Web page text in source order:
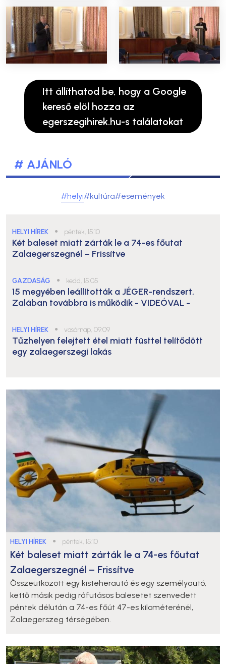
Itt állíthatod be, hogy a Google
kereső elöl hozza az
egerszegihirek.hu-s találatokat
# AJÁNLÓ
#helyi#kultúra#események
HELYI HÍREK ● péntek, 15:10
Két baleset miatt zárták le a 74-es főutat
Zalaegerszegnél – Frissítve
GAZDASÁG ● kedd, 15:05
15 megyében leállították a JÉGER-rendszert,
Zalában továbbra is működik - VIDEÓVAL -
HELYI HÍREK ● vasárnap, 09:09
Tűzhelyen felejtett étel miatt füsttel telítődött
egy zalaegerszegi lakás
HELYI HÍREK ● péntek, 15:10
Két baleset miatt zárták le a 74-es főutat
Zalaegerszegnél – Frissítve
Összeütközött egy kisteherautó és egy személyautó,
kettő másik pedig ráfutásos balesetet szenvedett
péntek délután a 74-es főút 47-es kilométerénél,
Zalaegerszeg térségében.